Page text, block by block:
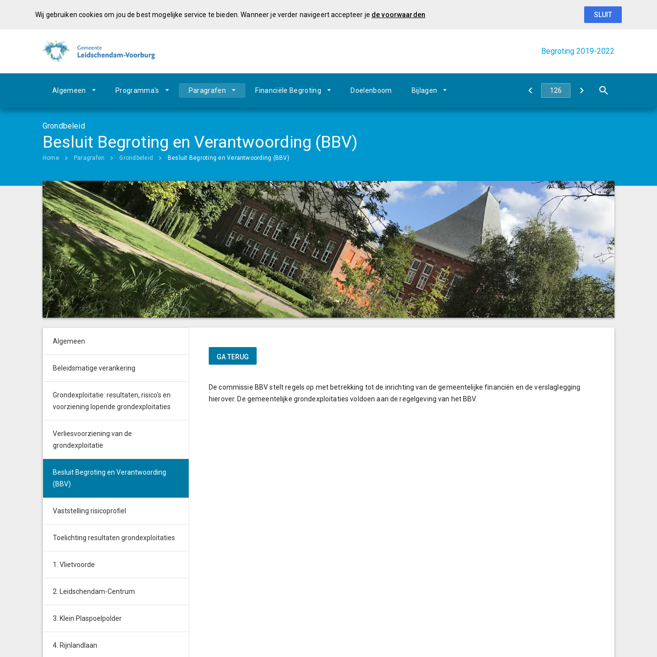
Begroting 2019-2022
Algemeen Programma's Paragrafen Financiële Begroting Doelenboom Bijlagen
Grondbeleid
Besluit Begroting en Verantwoording (BBV)
Home Paragrafen Grondbeleid Besluit Begroting en Verantwoording (BBV)
De commissie BBV stelt regels op met betrekking tot de inrichting van de gemeentelijke financiën en de verslaglegging
hierover. De gemeentelijke grondexploitaties voldoen aan de regelgeving van het BBV.
Algemeen
Beleidsmatige verankering
Grondexploitatie: resultaten, risico's en
voorziening lopende grondexploitaties
Verliesvoorziening van de
grondexploitatie
Besluit Begroting en Verantwoording
(BBV)
Vaststelling risicoprofiel
Toelichting resultaten grondexploitaties
1. Vlietvoorde
2. Leidschendam-Centrum
3. Klein Plaspoelpolder
4. Rijnlandlaan
Wij gebruiken cookies om jou de best mogelijke service te bieden. Wanneer je verder navigeert accepteer je de voorwaarden SLUIT